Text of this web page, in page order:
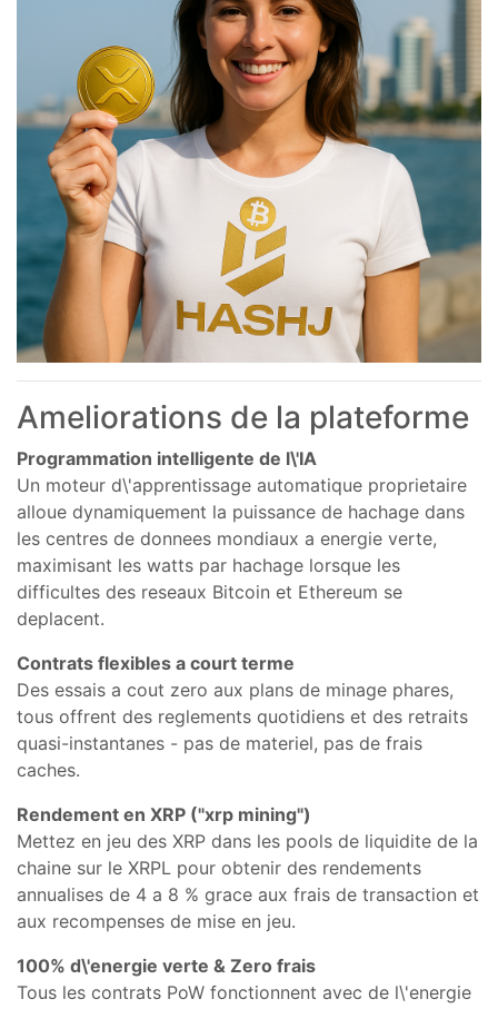
Ameliorations de la plateforme
Programmation intelligente de l\'IA
Un moteur d\'apprentissage automatique proprietaire
alloue dynamiquement la puissance de hachage dans
les centres de donnees mondiaux a energie verte,
maximisant les watts par hachage lorsque les
difficultes des reseaux Bitcoin et Ethereum se
deplacent.
Contrats flexibles a court terme
Des essais a cout zero aux plans de minage phares,
tous offrent des reglements quotidiens et des retraits
quasi-instantanes - pas de materiel, pas de frais
caches.
Rendement en XRP ("xrp mining")
Mettez en jeu des XRP dans les pools de liquidite de la
chaine sur le XRPL pour obtenir des rendements
annualises de 4 a 8 % grace aux frais de transaction et
aux recompenses de mise en jeu.
100% d\'energie verte & Zero frais
Tous les contrats PoW fonctionnent avec de l\'energie